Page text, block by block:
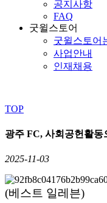
공지사항
FAQ
굿윌스토어
굿윌스토어
사업안내
인재채용
TOP
광주 FC, 사회공헌활
2025-11-03
(베스트 일레븐)